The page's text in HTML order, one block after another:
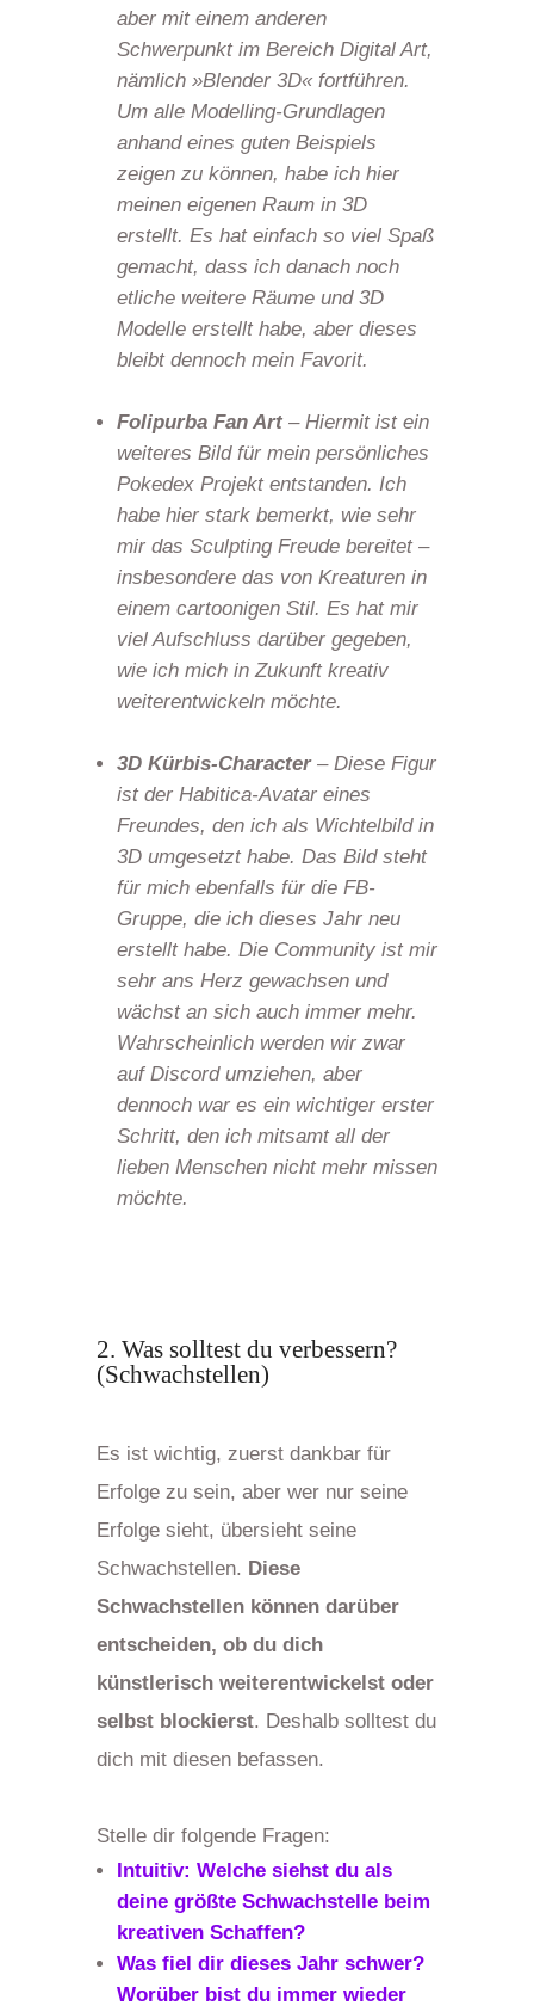
aber mit einem anderen
Schwerpunkt im Bereich Digital Art,
nämlich »Blender 3D« fortführen.
Um alle Modelling-Grundlagen
anhand eines guten Beispiels
zeigen zu können, habe ich hier
meinen eigenen Raum in 3D
erstellt. Es hat einfach so viel Spaß
gemacht, dass ich danach noch
etliche weitere Räume und 3D
Modelle erstellt habe, aber dieses
bleibt dennoch mein Favorit.
Folipurba Fan Art– Hiermit ist ein
weiteres Bild für mein persönliches
Pokedex Projekt entstanden. Ich
habe hier stark bemerkt, wie sehr
mir das Sculpting Freude bereitet –
insbesondere das von Kreaturen in
einem cartoonigen Stil. Es hat mir
viel Aufschluss darüber gegeben,
wie ich mich in Zukunft kreativ
weiterentwickeln möchte.
3D Kürbis-Character– Diese Figur
ist der Habitica-Avatar eines
Freundes, den ich als Wichtelbild in
3D umgesetzt habe. Das Bild steht
für mich ebenfalls für die FB-
Gruppe, die ich dieses Jahr neu
erstellt habe. Die Community ist mir
sehr ans Herz gewachsen und
wächst an sich auch immer mehr.
Wahrscheinlich werden wir zwar
auf Discord umziehen, aber
dennoch war es ein wichtiger erster
Schritt, den ich mitsamt all der
lieben Menschen nicht mehr missen
möchte.
2. Was solltest du verbessern?
(Schwachstellen)
Es ist wichtig, zuerst dankbar für
Erfolge zu sein, aber wer nur seine
Erfolge sieht, übersieht seine
Schwachstellen. Diese
Schwachstellen können darüber
entscheiden, ob du dich
künstlerisch weiterentwickelst oder
selbst blockierst. Deshalb solltest du
dich mit diesen befassen.
Stelle dir folgende Fragen:
Intuitiv: Welche siehst du als
deine größte Schwachstelle beim
kreativen Schaffen?
Was fiel dir dieses Jahr schwer?
Worüber bist du immer wieder